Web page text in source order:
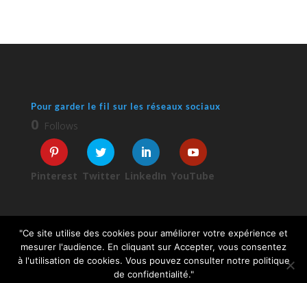
Pour garder le fil sur les réseaux sociaux
0 Follows
Pinterest Twitter LinkedIn YouTube
© 2026 Sophie Turpaud-Amalvy
"Ce site utilise des cookies pour améliorer votre expérience et
mesurer l'audience. En cliquant sur Accepter, vous consentez
à l'utilisation de cookies. Vous pouvez consulter notre politique
de confidentialité."